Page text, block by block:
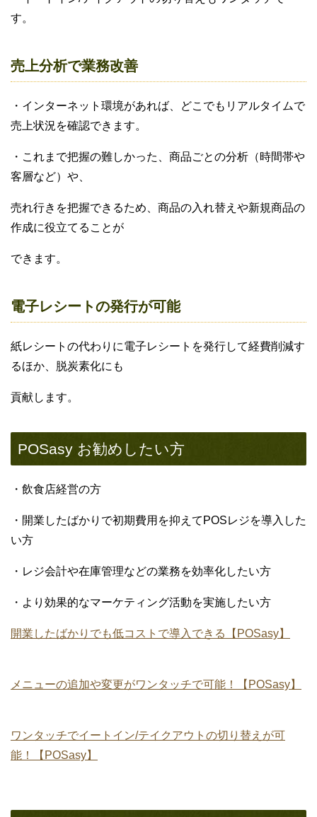
す。
売上分析で業務改善
・インターネット環境があれば、どこでもリアルタイムで
売上状況を確認できます。
・これまで把握の難しかった、商品ごとの分析（時間帯や
客層など）や、
売れ行きを把握できるため、商品の入れ替えや新規商品の
作成に役立てることが
できます。
電子レシートの発行が可能
紙レシートの代わりに電子レシートを発行して経費削減す
るほか、脱炭素化にも
貢献します。
POSasy お勧めしたい方
・飲食店経営の方
・開業したばかりで初期費用を抑えてPOSレジを導入した
い方
・レジ会計や在庫管理などの業務を効率化したい方
・より効果的なマーケティング活動を実施したい方
開業したばかりでも低コストで導入できる【POSasy】
メニューの追加や変更がワンタッチで可能！【POSasy】
ワンタッチでイートイン/テイクアウトの切り替えが可
能！【POSasy】